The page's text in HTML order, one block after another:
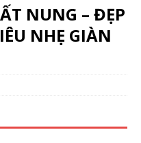
NUNG – ĐẸP
NHẸ GIÀN